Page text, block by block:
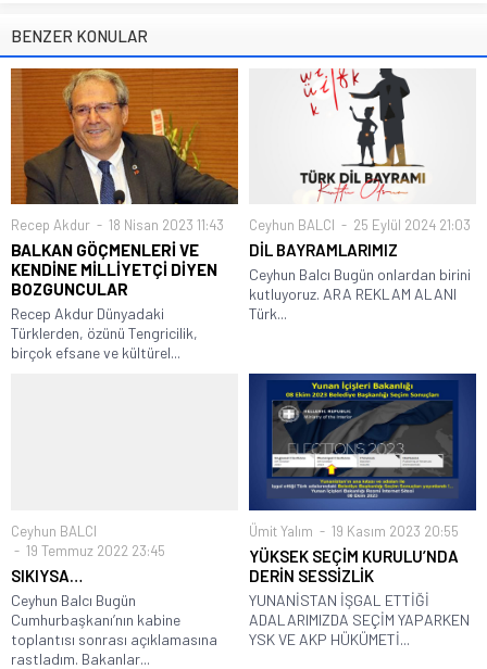
BENZER KONULAR
Recep Akdur 18 Nisan 2023 11:43
BALKAN GÖÇMENLERİ VE
KENDİNE MİLLİYETÇİ DİYEN
BOZGUNCULAR
Recep Akdur Dünyadaki
Türklerden, özünü Tengricilik,
birçok efsane ve kültürel...
Ceyhun BALCI 25 Eylül 2024 21:03
DİL BAYRAMLARIMIZ
Ceyhun Balcı Bugün onlardan birini
kutluyoruz. ARA REKLAM ALANI
Türk...
Ceyhun BALCI
19 Temmuz 2022 23:45
SIKIYSA…
Ceyhun Balcı Bugün
Cumhurbaşkanı’nın kabine
toplantısı sonrası açıklamasına
rastladım. Bakanlar...
Ümit Yalım 19 Kasım 2023 20:55
YÜKSEK SEÇİM KURULU’NDA
DERİN SESSİZLİK
YUNANİSTAN İŞGAL ETTİĞİ
ADALARIMIZDA SEÇİM YAPARKEN
YSK VE AKP HÜKÜMETİ...